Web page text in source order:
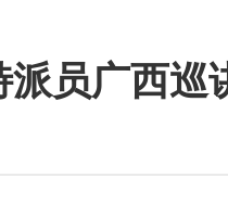
派员广西